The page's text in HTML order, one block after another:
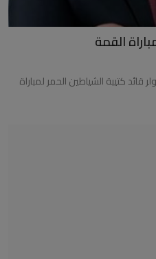
القمة
كتيبة الشياطين الحمر لمباراة